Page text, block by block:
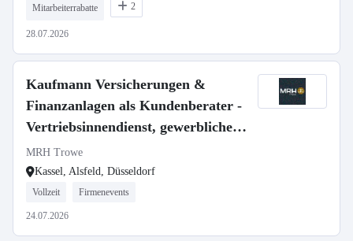
Mitarbeiterrabatte 2
28.07.2026
Kaufmann Versicherungen &
Finanzanlagen als Kundenberater -
Vertriebsinnendienst, gewerbliche
Versicherungen (w/m/d)
MRH Trowe
Kassel, Alsfeld, Düsseldorf
Vollzeit Firmenevents
24.07.2026